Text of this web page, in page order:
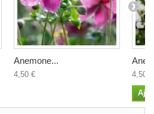
Anemone...
4,50 € 4,50 €